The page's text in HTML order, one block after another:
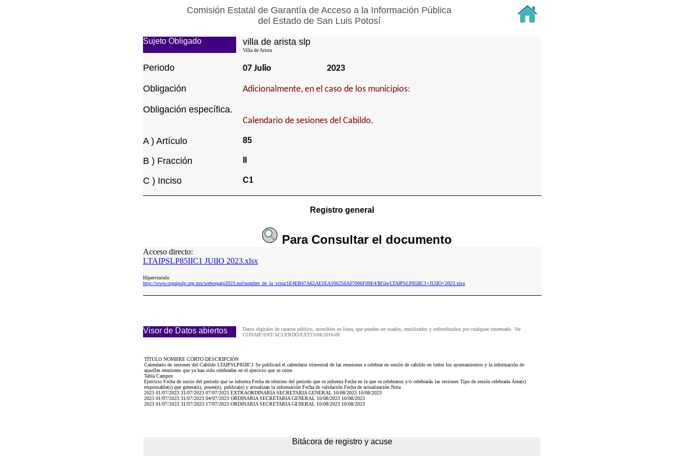
Comisión Estatal de Garantía de Acceso a la Información Pública
del Estado de San Luis Potosí
Sujeto Obligado villa de arista slp
Villa de Arista
Periodo 07 Julio 2023
Obligación Adicionalmente, en el caso de los municipios:
Obligación específica.
Calendario de sesiones del Cabildo.
A ) Artículo 85
B ) Fracción
C ) Inciso C1
Registro general
Para Consultarel documento
Acceso directo:
LTAIPSLP85IIC1 JUlIO 2023.xlsx
Hipervinculo
http://www.cegaipslp.org.mx/webcegaip2023.nsf/nombre_de_la_vista/1E4EB67A62AE1EA106258A07006F09E4/$File/LTAIPSLP85IIC1+JUlIO+2023.xlsx
Visor de Datos abiertos
Datos digitales de caracter público, accesibles en linea, que pueden ser usados, reutilizados y redistribuidos por cualquier interesado. Ver
CONAIP/SNT/ACUERDO/EXT13/04/2016-08
TÍTULO NOMBRE CORTO DESCRIPCIÓN
Calendario de sesiones del Cabildo LTAIPSLP85IIC1 Se publicará el calendario trimestral de las reuniones a celebrar en sesión de cabildo en todos los ayuntamientos y la información de
aquellas reuniones que ya han sido celebradas en el ejercicio que se curse
Tabla Campos
Ejercicio Fecha de inicio del periodo que se informa Fecha de término del periodo que se informa Fecha en la que se celebraron y/o celebrarán las sesiones Tipo de sesión celebrada Área(s)
responsable(s) que genera(n), posee(n), publica(n) y actualizan la información Fecha de validación Fecha de actualización Nota
2023 01/07/2023 31/07/2023 07/07/2023 EXTRAORDINARIA SECRETARIA GENERAL 10/08/2023 10/08/2023
2023 01/07/2023 31/07/2023 04/07/2023 ORDINARIA SECRETARIA GENERAL 10/08/2023 10/08/2023
2023 01/07/2023 31/07/2023 17/07/2023 ORDINARIA SECRETARIA GENERAL 10/08/2023 10/08/2023
Bitácora de registro y acuse